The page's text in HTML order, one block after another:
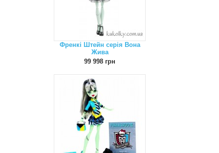
Френкі Штейн серія Вона
Жива
99 998 грн